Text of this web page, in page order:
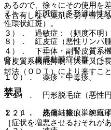
あるので、徐々にその使用を
を含有しない薬剤に切り替え
３）． 過敏症：（頻度不明）
４）． 下垂体・副腎皮質系
腎皮質系機能抑制［大量又は
封法（ＯＤＴ）により来すこ
禁忌
２．１． 皮膚結核、単純疱
［症状を増悪させるおそれが
７）． 紅斑症（多形滲出性
性環状紅斑）。
８）． 紅皮症（悪性リンパ
９）． 皮膚粘膜症候群（ベ
１０）． 薬疹・中毒疹。
１１）． 円形脱毛症（悪性円
１２）． 熱傷（瘢痕、ケロ